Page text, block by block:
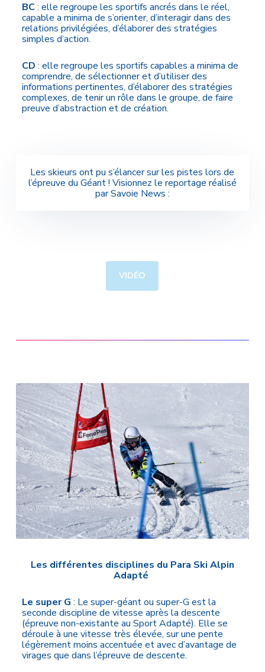
BC: elle regroupe les sportifs ancrés dans le réel,
capable a minima de s’orienter, d’interagir dans des
relations privilégiées, d’élaborer des stratégies
simples d’action.
CD : elle regroupe les sportifs capables a minima de
comprendre, de sélectionner et d’utiliser des
informations pertinentes, d’élaborer des stratégies
complexes, de tenir un rôle dans le groupe, de faire
preuve d’abstraction et de création.
Les skieurs ont pu s’élancer sur les pistes lors de
l’épreuve du Géant ! Visionnez le reportage réalisé
par Savoie News :
VIDÉO
Les différentes disciplines du Para Ski Alpin
Adapté
Le super G : Le super-géant ou super-G est la
seconde discipline de vitesse après la descente
(épreuve non-existante au Sport Adapté). Elle se
déroule à une vitesse très élevée, sur une pente
légèrement moins accentuée et avec d’avantage de
virages que dans l’épreuve de descente.